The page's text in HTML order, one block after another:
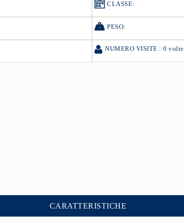
CLASSE:
PESO:
NUMERO VISITE : 0 volte
CARATTERISTICHE